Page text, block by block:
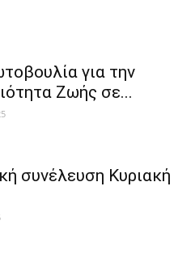
για την
Ζωής σε...
συνέλευση Κυριακή